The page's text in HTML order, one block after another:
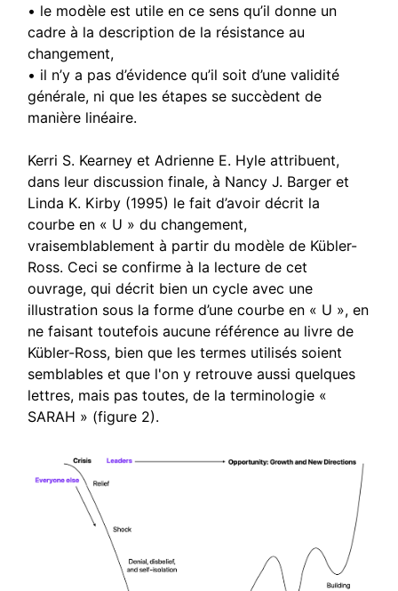
• le modèle est utile en ce sens qu’il donne un
cadre à la description de la résistance au
changement,
• il n’y a pas d’évidence qu’il soit d’une validité
générale, ni que les étapes se succèdent de
manière linéaire.
Kerri S. Kearney et Adrienne E. Hyle attribuent,
dans leur discussion finale, à Nancy J. Barger et
Linda K. Kirby (1995) le fait d’avoir décrit la
courbe en « U » du changement,
vraisemblablement à partir du modèle de Kübler-
Ross. Ceci se confirme à la lecture de cet
ouvrage, qui décrit bien un cycle avec une
illustration sous la forme d’une courbe en « U », en
ne faisant toutefois aucune référence au livre de
Kübler-Ross, bien que les termes utilisés soient
semblables et que l'on y retrouve aussi quelques
lettres, mais pas toutes, de la terminologie «
SARAH » (figure 2).